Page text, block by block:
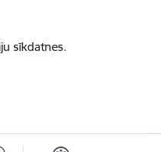
sīkdatnes.